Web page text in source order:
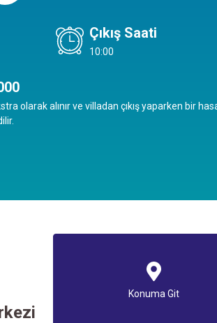
Çıkış Saati
10:00
olarak alınır ve villadan çıkış yaparken bir
Konuma Git